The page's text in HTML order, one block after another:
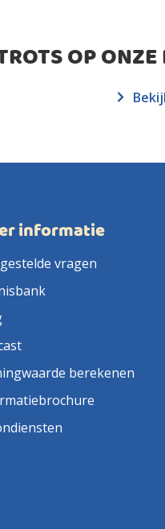
OP
informatie
vragen
berekenen